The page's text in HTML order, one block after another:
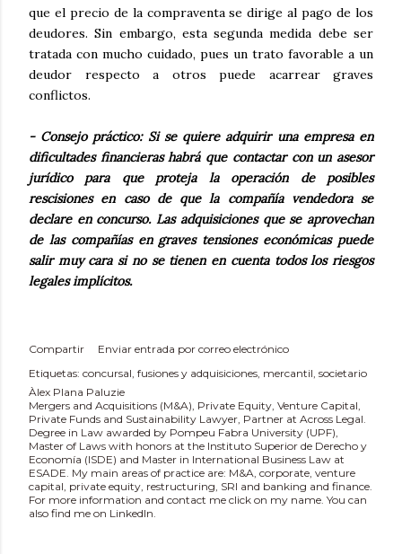
que el precio de la compraventa se dirige al pago de los
deudores. Sin embargo, esta segunda medida debe ser
tratada con mucho cuidado, pues un trato favorable a un
deudor respecto a otros puede acarrear graves
conflictos.
- Consejo práctico: Si se quiere adquirir una empresa en
dificultades financieras habrá que contactar con un asesor
jurídico para que proteja la operación de posibles
rescisiones en caso de que la compañía vendedora se
declare en concurso. Las adquisiciones que se aprovechan
de las compañías en graves tensiones económicas puede
salir muy cara si no se tienen en cuenta todos los riesgos
legales implícitos.
Compartir
Enviar entrada por correo electrónico
Etiquetas: concursal fusiones y adquisiciones mercantil societario
Àlex Plana Paluzie
Mergers and Acquisitions (M&A), Private Equity, Venture Capital,
Private Funds and Sustainability Lawyer, Partner at Across Legal.
Degree in Law awarded by Pompeu Fabra University (UPF),
Master of Laws with honors at the Instituto Superior de Derecho y
Economía (ISDE) and Master in International Business Law at
ESADE. My main areas of practice are: M&A, corporate, venture
capital, private equity, restructuring, SRI and banking and finance.
For more information and contact me click on my name. You can
also find me on LinkedIn.